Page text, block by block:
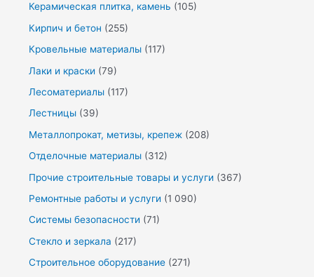
Керамическая плитка, камень (105)
Кирпич и бетон (255)
Кровельные материалы (117)
Лаки и краски (79)
Лесоматериалы (117)
Лестницы (39)
Металлопрокат, метизы, крепеж (208)
Отделочные материалы (312)
Прочие строительные товары и услуги (367)
Ремонтные работы и услуги (1 090)
Системы безопасности (71)
Стекло и зеркала (217)
Строительное оборудование (271)